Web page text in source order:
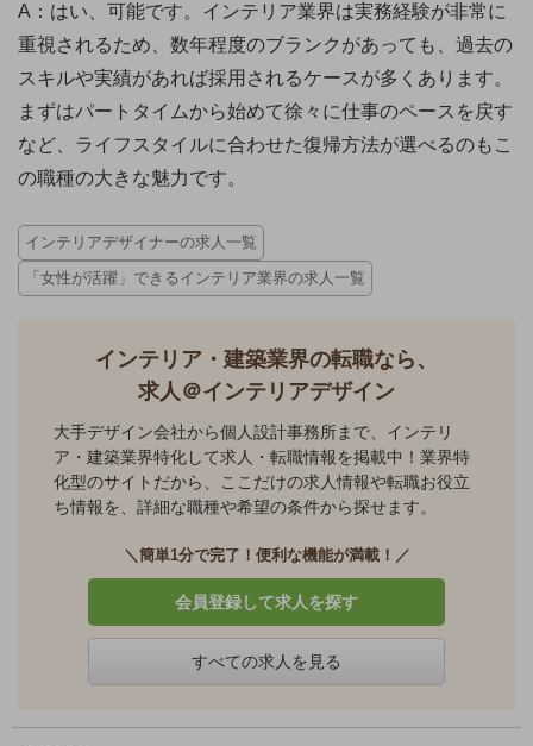
A：はい、可能です。インテリア業界は実務経験が非常に
重視されるため、数年程度のブランクがあっても、過去の
スキルや実績があれば採用されるケースが多くあります。
まずはパートタイムから始めて徐々に仕事のペースを戻す
など、ライフスタイルに合わせた復帰方法が選べるのもこ
の職種の大きな魅力です。
インテリアデザイナーの求人一覧
「女性が活躍」できるインテリア業界の求人一覧
インテリア・建築業界の転職なら、
求人＠インテリアデザイン
大手デザイン会社から個人設計事務所まで、インテリ
ア・建築業界特化して求人・転職情報を掲載中！業界特
化型のサイトだから、ここだけの求人情報や転職お役立
ち情報を、詳細な職種や希望の条件から探せます。
＼簡単1分で完了！便利な機能が満載！／
会員登録して求人を探す
すべての求人を見る